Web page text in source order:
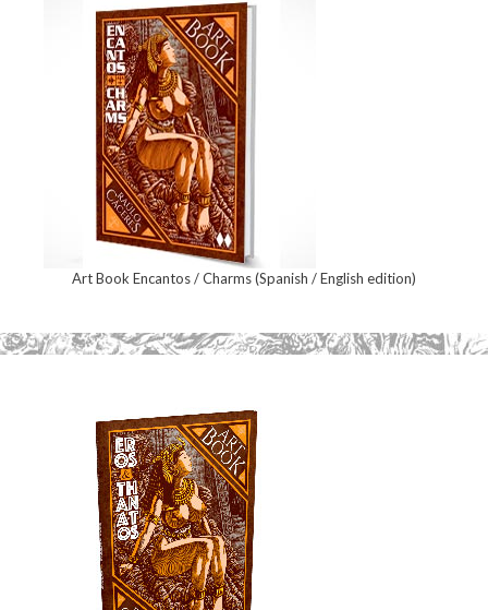
Art Book Encantos / Charms (Spanish / English edition)